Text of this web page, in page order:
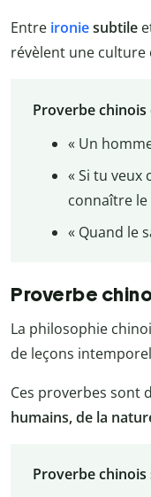
Entre ironiesubtile
révèlent une culture
Proverbe
« Un
« Si tu veux
connaître
« Quand le
Proverbe
La philosophie
de leçons
Ces proverbes sont
humains, de la
Proverbe chinois